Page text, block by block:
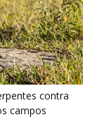
para
de peixes